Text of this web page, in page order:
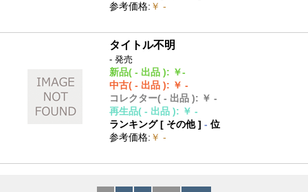
参考価格: ￥ -
タイトル不明
- 発売
新品( - 出品 ): ￥-
中古( - 出品 ): ￥ -
コレクター( - 出品 ): ￥ -
再生品( - 出品 ): ￥ -
ランキング [ その他]- 位
参考価格: ￥ -